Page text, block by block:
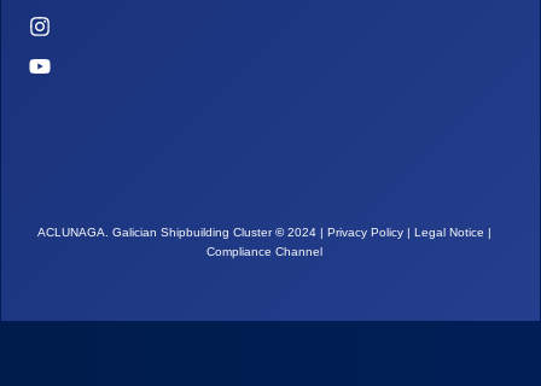
ACLUNAGA. Galician Shipbuilding Cluster©2024 | Privacy Policy Legal Notice
Compliance Channel